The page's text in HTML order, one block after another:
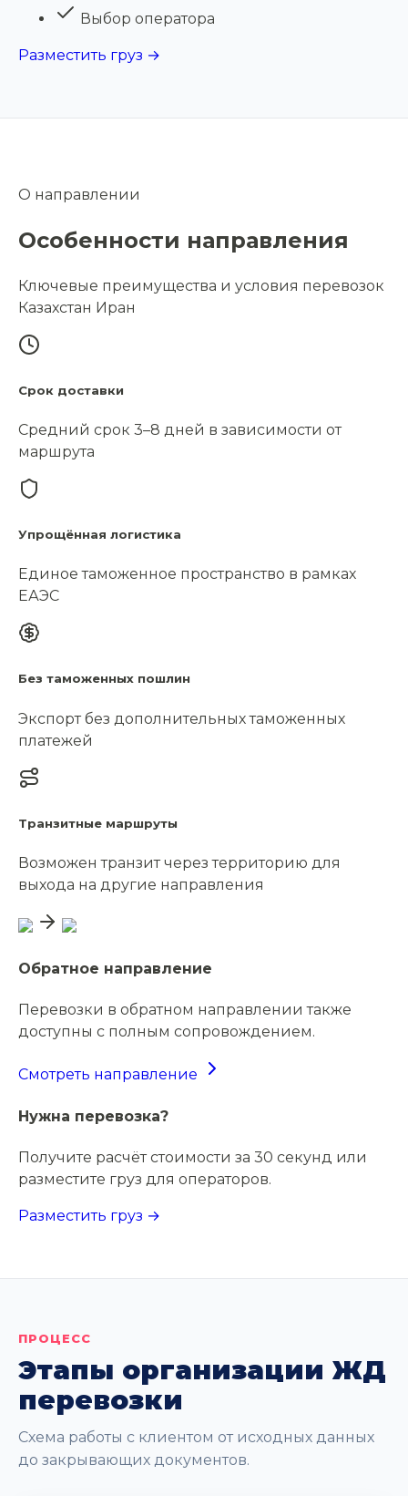
Выбор оператора
Разместить груз →
О направлении
Особенности направления
Ключевые преимущества и условия перевозок
Казахстан Иран
Срок доставки
Средний срок 3–8 дней в зависимости от
маршрута
Упрощённая логистика
Единое таможенное пространство в рамках
ЕАЭС
Без таможенных пошлин
Экспорт без дополнительных таможенных
платежей
Транзитные маршруты
Возможен транзит через территорию для
выхода на другие направления
Обратное направление
Перевозки в обратном направлении также
доступны с полным сопровождением.
Смотреть направление
Нужна перевозка?
Получите расчёт стоимости за 30 секунд или
разместите груз для операторов.
Разместить груз →
ПРОЦЕСС
Этапы организации ЖД
перевозки
Схема работы с клиентом от исходных данных
до закрывающих документов.